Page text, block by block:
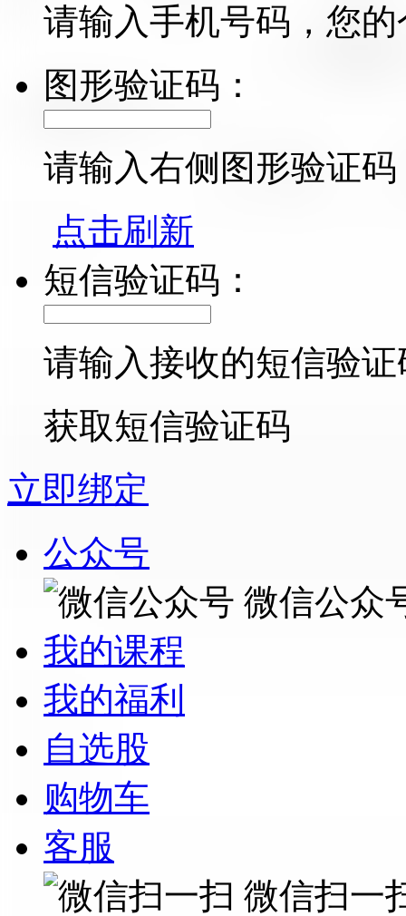
请输入手机号码，您
图形验证码：
请输入右侧图形验证码
点击刷新
短信验证码：
请输入接收的短信验证
获取短信验证码
立即绑定
公众号
微信公众
我的课程
我的福利
自选股
购物车
客服
微信扫一